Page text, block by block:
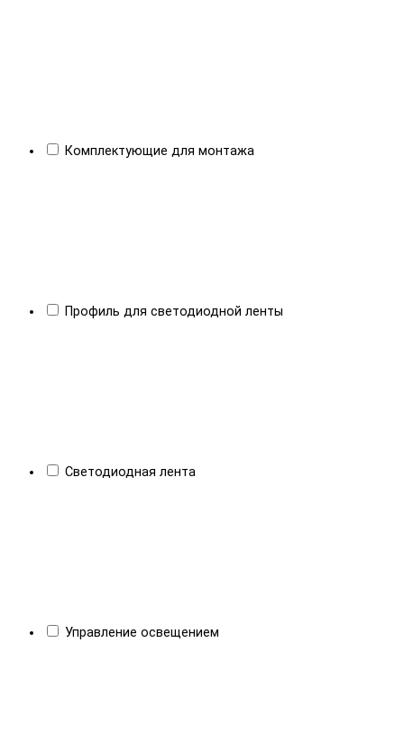
Комплектующие для монтажа
Профиль для светодиодной ленты
Светодиодная лента
Управление освещением